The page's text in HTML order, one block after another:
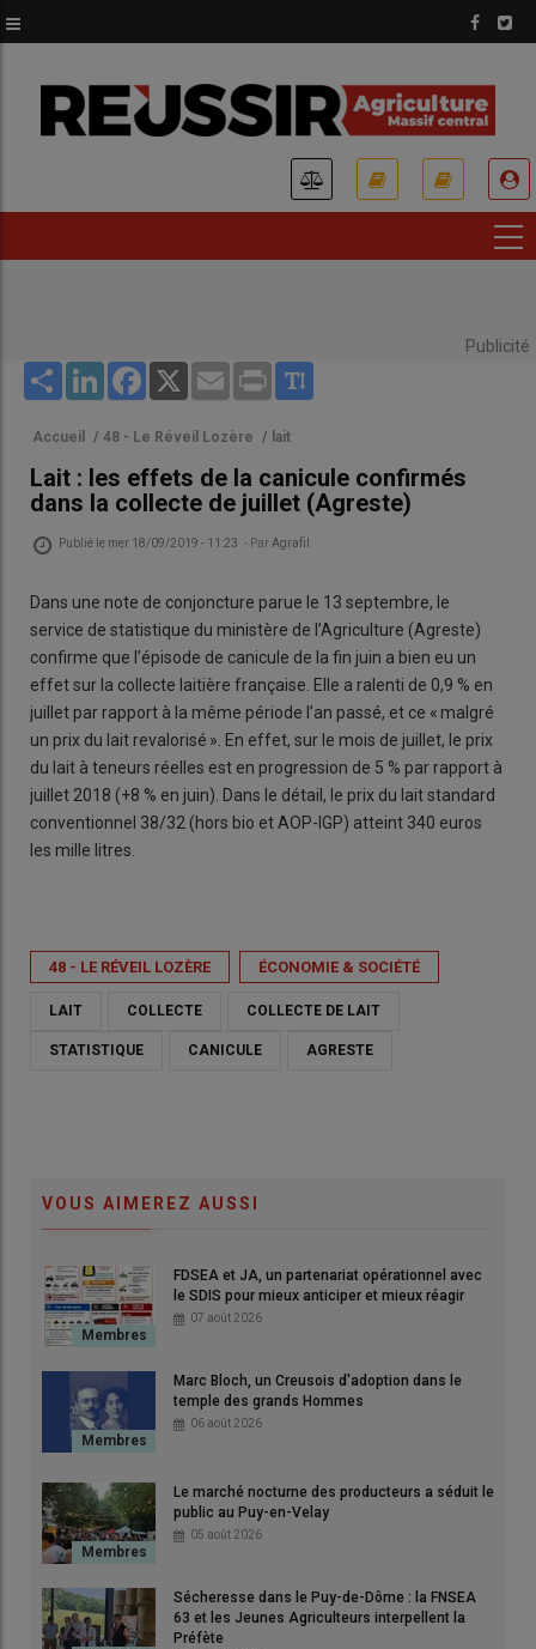
au
principal
Publicité
Share LinkedInFacebook
X Email Print
Accueil / 48 - Le Réveil Lozère / lait
Lait : les effets de la canicule confirmés
dans la collecte de juillet (Agreste)
Publié le mer 18/09/2019 - 11:23 - ParAgrafil
Dans une note de conjoncture parue le 13 septembre, le
service de statistique du ministère de l’Agriculture (Agreste)
confirme que l’épisode de canicule de la fin juin a bien eu un
effet sur la collecte laitière française. Elle a ralenti de 0,9 % en
juillet par rapport à la même période l’an passé, et ce « malgré
un prix du lait revalorisé ». En effet, sur le mois de juillet, le prix
du lait à teneurs réelles est en progression de 5 % par rapport à
juillet 2018 (+8 % en juin). Dans le détail, le prix du lait standard
conventionnel 38/32 (hors bio et AOP-IGP) atteint 340 euros
les mille litres.
48 - LE RÉVEIL LOZÈRE ÉCONOMIE & SOCIÉTÉ
LAIT COLLECTE COLLECTE DE LAIT
STATISTIQUE CANICULE AGRESTE
VOUS AIMEREZ AUSSI
FDSEA et JA, un partenariat opérationnel avec
le SDIS pour mieux anticiper et mieux réagir
07 août 2026
Marc Bloch, un Creusois d'adoption dans le
temple des grands Hommes
06 août 2026
Le marché nocturne des producteurs a séduit le
public au Puy-en-Velay
05 août 2026
Sécheresse dans le Puy-de-Dôme : la FNSEA
63 et les Jeunes Agriculteurs interpellent la
Préfète